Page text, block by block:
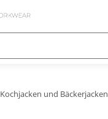
Kochjacken und Bäckerjacken